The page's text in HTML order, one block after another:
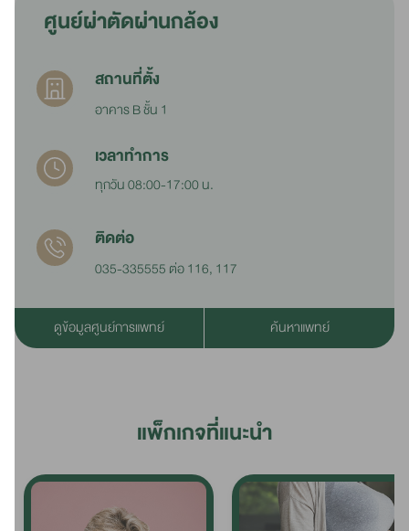
ศูนย์ผ่าตัดผ่านกล้อง
สถานที่ตั้ง
อาคาร B ชั้น 1
เวลาทำการ
ทุกวัน 08:00-17:00 น.
ติดต่อ
035-335555 ต่อ 116, 117
ดูข้อมูลศูนย์การแพทย์ ค้นหาแพทย์
แพ็กเกจที่แนะนำ